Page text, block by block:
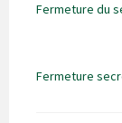
Fermeture du
Fermeture